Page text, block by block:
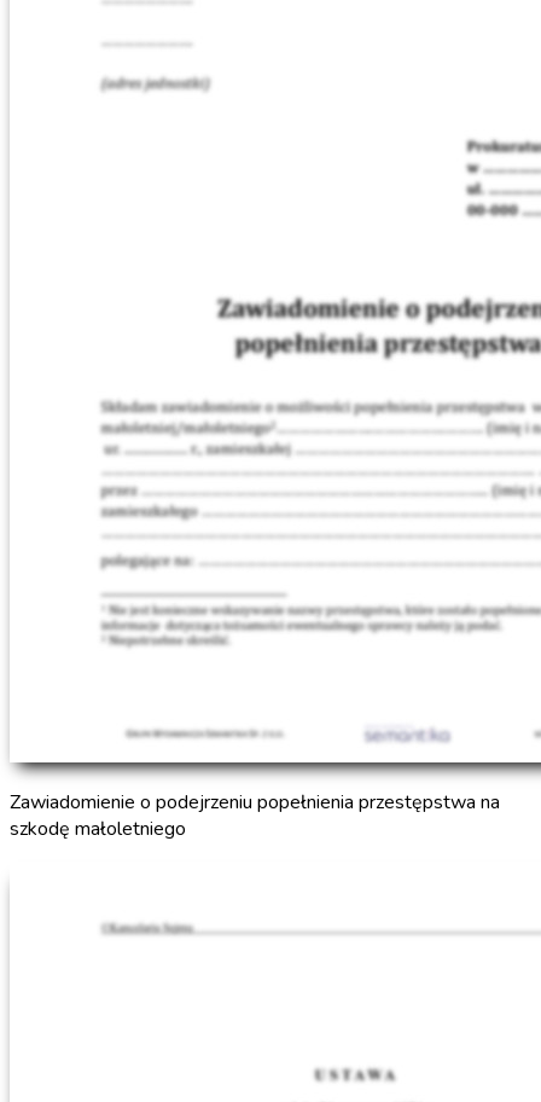
Zawiadomienie o podejrzeniu popełnienia przestępstwa na
szkodę małoletniego